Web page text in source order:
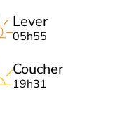
Lever
05h55
Coucher
19h31